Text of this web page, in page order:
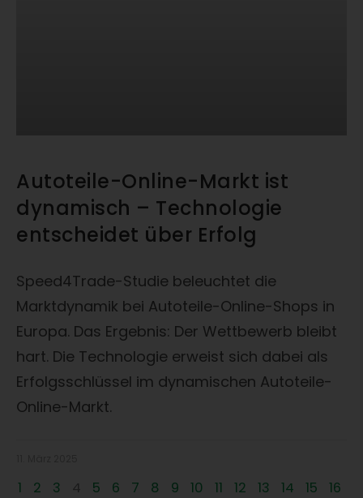
Autoteile-Online-Markt ist
dynamisch – Technologie
entscheidet über Erfolg
Speed4Trade-Studie beleuchtet die
Marktdynamik bei Autoteile-Online-Shops in
Europa. Das Ergebnis: Der Wettbewerb bleibt
hart. Die Technologie erweist sich dabei als
Erfolgsschlüssel im dynamischen Autoteile-
Online-Markt.
1 2 3 4 5 6 7 8 9 10 11 12 13 14 15
16